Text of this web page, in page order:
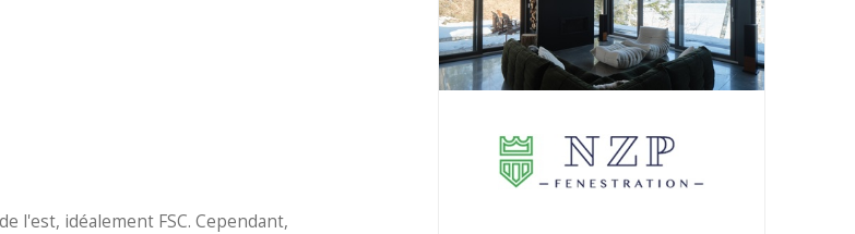
l'est, idéalement FSC. Cependant,